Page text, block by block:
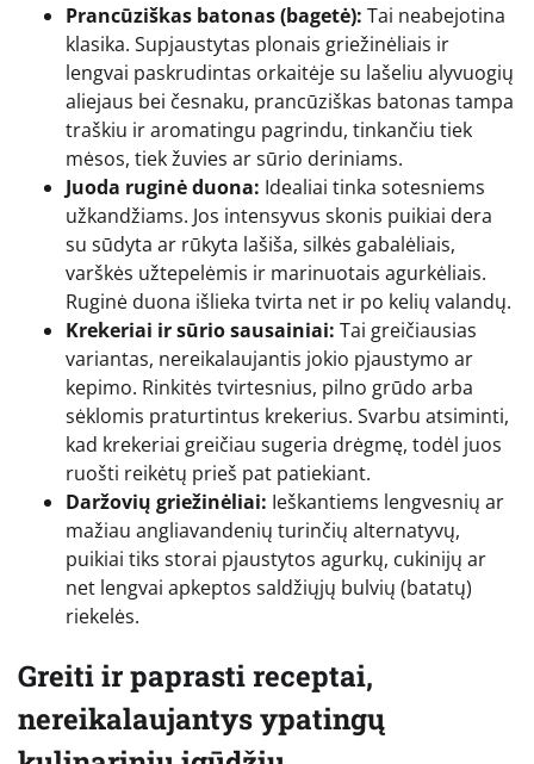
Prancūziškas batonas (bagetė): Tai neabejotina
klasika. Supjaustytas plonais griežinėliais ir
lengvai paskrudintas orkaitėje su lašeliu alyvuogių
aliejaus bei česnaku, prancūziškas batonas tampa
traškiu ir aromatingu pagrindu, tinkančiu tiek
mėsos, tiek žuvies ar sūrio deriniams.
Juoda ruginė duona: Idealiai tinka sotesniems
užkandžiams. Jos intensyvus skonis puikiai dera
su sūdyta ar rūkyta lašiša, silkės gabalėliais,
varškės užtepelėmis ir marinuotais agurkėliais.
Ruginė duona išlieka tvirta net ir po kelių valandų.
Krekeriai ir sūrio sausainiai: Tai greičiausias
variantas, nereikalaujantis jokio pjaustymo ar
kepimo. Rinkitės tvirtesnius, pilno grūdo arba
sėklomis praturtintus krekerius. Svarbu atsiminti,
kad krekeriai greičiau sugeria drėgmę, todėl juos
ruošti reikėtų prieš pat patiekiant.
Daržovių griežinėliai: Ieškantiems lengvesnių ar
mažiau angliavandenių turinčių alternatyvų,
puikiai tiks storai pjaustytos agurkų, cukinijų ar
net lengvai apkeptos saldžiųjų bulvių (batatų)
riekelės.
Greiti ir paprasti receptai,
nereikalaujantys ypatingų